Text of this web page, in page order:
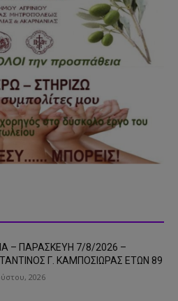
– ΠΑΡΑΣΚΕΥΗ 7/8/2026 –
Γ. ΚΑΜΠΟΣΙΩΡΑΣ ΕΤΩΝ 89
2026